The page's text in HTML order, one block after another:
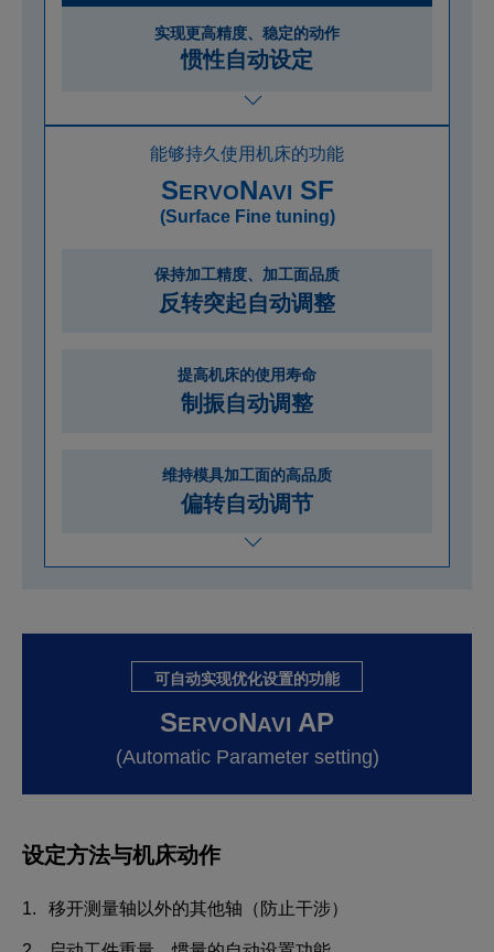
实现更高精度、稳定的动作
惯性自动设定
能够持久使用机床的功能
SERVONAVI SF
(Surface Fine tuning)
保持加工精度、加工面品质
反转突起自动调整
提高机床的使用寿命
制振自动调整
维持模具加工面的高品质
偏转自动调节
可自动实现优化设置的功能
SERVONAVI AP
(Automatic Parameter setting)
设定方法与机床动作
移开测量轴以外的其他轴（防止干涉）